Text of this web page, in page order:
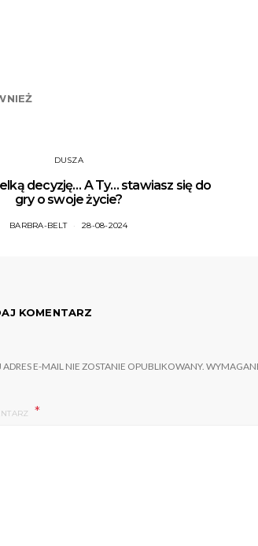
DUSZA
decyzję… A Ty… stawiasz się do
gry o swoje życie?
BARBRA-BELT 28-08-2024
KOMENTARZ
E-MAIL NIE ZOSTANIE OPUBLIKOWANY.